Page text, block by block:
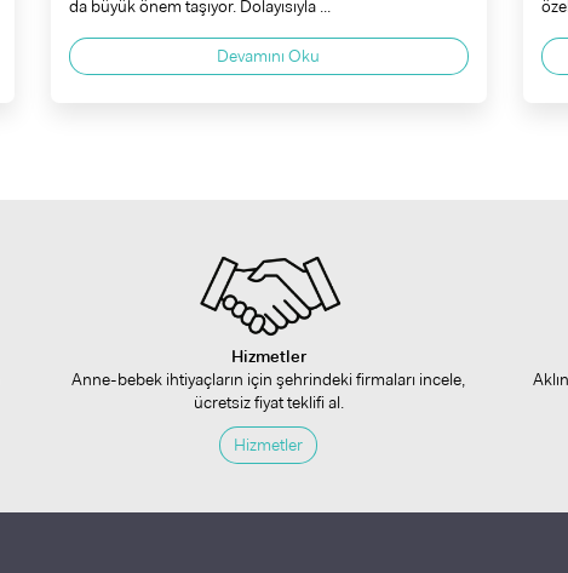
da büyük önem taşıyor. Dolayısıyla ...
Devamını Oku
Hizmetler
Anne-bebek ihtiyaçların için şehrindeki firmaları incele,
ücretsiz fiyat teklifi al.
Hizmetler